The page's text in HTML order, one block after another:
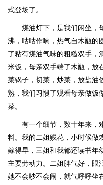
式登场了。
煤油灯下，是我们闲坐，
沸，咕咕作响，热气自木甑的
了粘有煤油气味的粗糙双手，
米饭，母亲双手端了木甑，放
菜锅子，切菜，炒菜，放盐油
熟，我们习惯了观看母亲做饭
菜。
有一个细节，数十年来，
料。我的二姐贱花，小时候做
嫁得早，三姐和我都还读书年
主要劳动力。二姐脾气好，眼
她不会吵不会闹，就气呼呼坐